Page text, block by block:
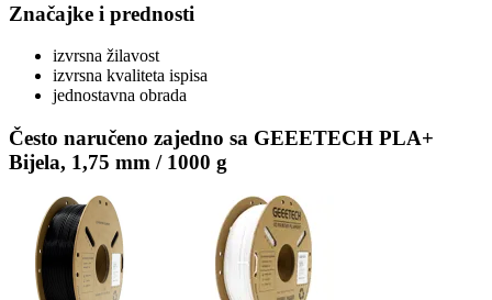
Značajke i prednosti
izvrsna žilavost
izvrsna kvaliteta ispisa
jednostavna obrada
Često naručeno zajedno sa GEEETECH PLA+
Bijela, 1,75 mm / 1000 g